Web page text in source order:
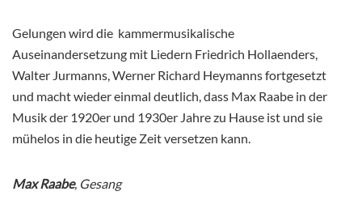
Gelungen wird die kammermusikalische
Auseinandersetzung mit Liedern Friedrich Hollaenders,
Walter Jurmanns, Werner Richard Heymanns fortgesetzt
und macht wieder einmal deutlich, dass Max Raabe in der
Musik der 1920er und 1930er Jahre zu Hause ist und sie
mühelos in die heutige Zeit versetzen kann.
Max Raabe, Gesang